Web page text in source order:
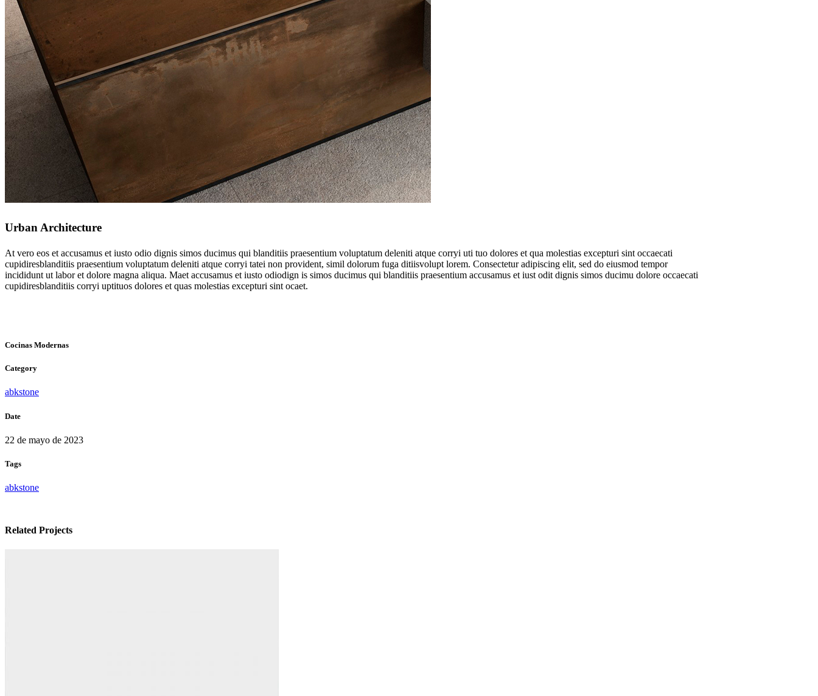
Urban Architecture
At vero eos et accusamus et iusto odio dignis simos ducimus qui blanditiis praesentium voluptatum deleniti atque corryi uti tuo dolores et qua molestias excepturi sint occaecati
cupidiresblanditiis praesentium voluptatum deleniti atque corryi tatei non provident, simil dolorum fuga ditiisvolupt lorem. Consectetur adipiscing elit, sed do eiusmod tempor
incididunt ut labor et dolore magna aliqua. Maet accusamus et iusto odiodign is simos ducimus qui blanditiis praesentium accusamus et iust odit dignis simos ducimu dolore occaecati
cupidiresblanditiis corryi uptituos dolores et quas molestias excepturi sint ocaet.
Cocinas Modernas
Category
abkstone
Date
22 de mayo de 2023
Tags
abkstone
Related Projects